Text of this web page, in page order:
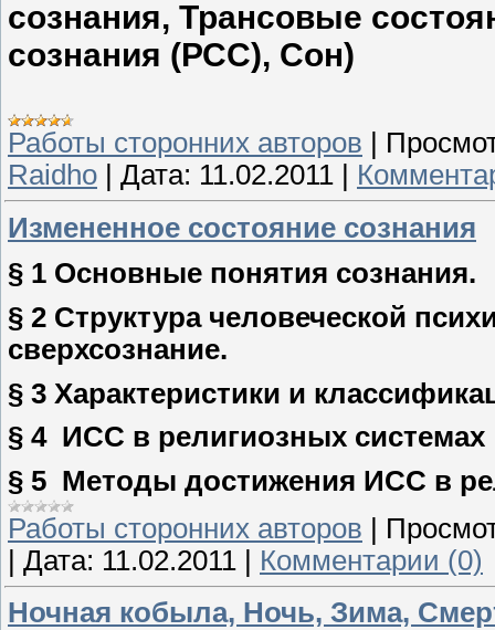
сознания, Трансовые
сознания (РСС), Сон)
Работы сторонних авторов
Raidho
Дата: 11.02.2011
Измененное состояние сознания
§ 1 Основные понятия сознания.
§ 2 Структура человеческой
сверхсознание.
§ 3 Характеристики и
§ 4 ИСС в религиозных системах
§ 5 Методы достижения ИСС в
Работы сторонних авторов
Дата: 11.02.2011
Комментарии (0)
Ночная кобыла, Ночь, Зима,